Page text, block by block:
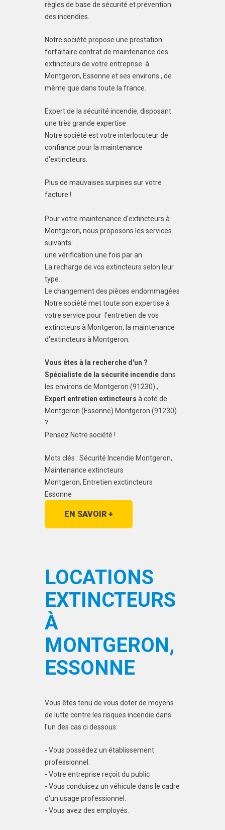
règles de base de sécurité et prévention
des incendies.
Notre société propose une prestation
forfaitaire contrat de maintenance des
extincteurs de votre entreprise à
Montgeron, Essonne et ses environs , de
même que dans toute la france.
Expert de la sécurité incendie, disposant
une très grande expertise
Notre société est votre interlocuteur de
confiance pour la maintenance
d'extincteurs.
Plus de mauvaises surpises sur votre
facture !
Pour votre maintenance d'extincteurs à
Montgeron, nous proposons les services
suivants:
une vérification une fois par an
La recharge de vos extincteurs selon leur
type.
Le changement des pièces endommagées
Notre société met toute son expertise à
votre service pour l'entretien de vos
extincteurs à Montgeron, la maintenance
d'extincteurs à Montgeron.
Vous êtes à la recherche d'un ?
Spécialiste de la sécurité incendiedans
les environs de Montgeron (91230) ,
Expert entretien extincteurs à coté de
Montgeron (Essonne) Montgeron (91230)
?
Pensez Notre société !
Mots clés : Sécurité Incendie Montgeron,
Maintenance extincteurs
Montgeron, Entretien exctincteurs
Essonne
EN SAVOIR +
LOCATIONS
EXTINCTEURS
À
MONTGERON,
ESSONNE
Vous êtes tenu de vous doter de moyens
de lutte contre les risques incendie dans
l'un des cas ci dessous:
- Vous possédez un établissement
professionnel.
- Votre entreprise reçoit du public
- Vous conduisez un véhicule dans le cadre
d'un usage professionnel.
- Vous avez des employés.